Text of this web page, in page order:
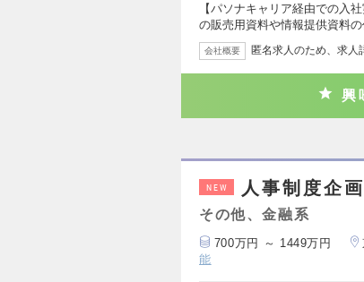
【パソナキャリア経由での入
の販売用資料や情報提供資料
会社概要 匿名求人のため、求人
興
NEW 人事制度企
その他、金融系
700万円 ～ 1449万円
能